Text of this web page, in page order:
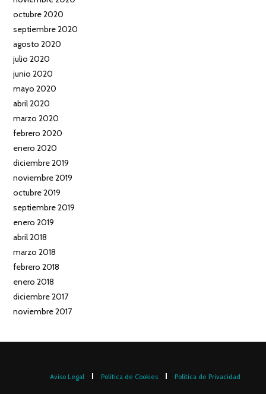
octubre 2020
septiembre 2020
agosto 2020
julio 2020
junio 2020
mayo 2020
abril 2020
marzo 2020
febrero 2020
enero 2020
diciembre 2019
noviembre 2019
octubre 2019
septiembre 2019
enero 2019
abril 2018
marzo 2018
febrero 2018
enero 2018
diciembre 2017
noviembre 2017
Aviso Legal Política de Cookies Política de Privacidad